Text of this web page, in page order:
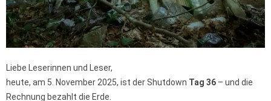
Liebe Leserinnen und Leser,
heute, am 5. November 2025, ist der Shutdown Tag 36 – und die
Rechnung bezahlt die Erde.